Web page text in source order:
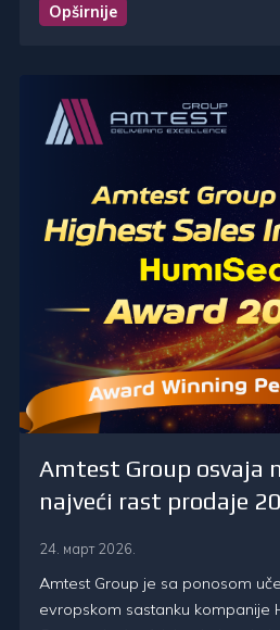
Opširnije
Amtest Group osvaja
najveći rast prodaje
24. март 2026.
Amtest Group je sa ponosom
evropskom sastanku kompanije